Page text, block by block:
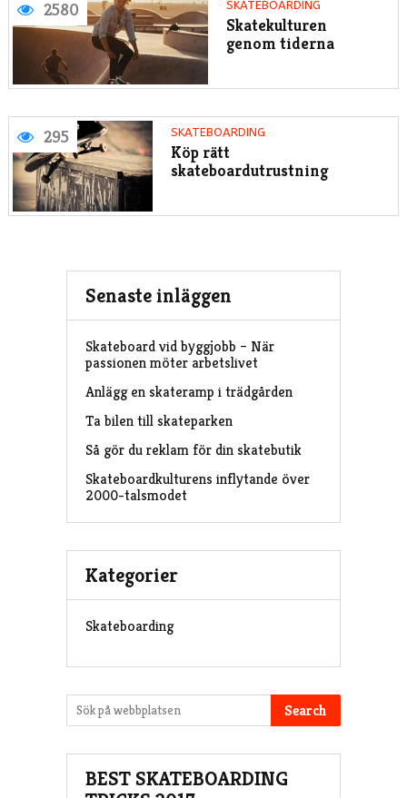
2580 SKATEBOARDING
Skatekulturen
genom tiderna
295 SKATEBOARDING
Köp rätt
skateboardutrustning
Senaste inläggen
Skateboard vid byggjobb – När
passionen möter arbetslivet
Anlägg en skateramp i trädgården
Ta bilen till skateparken
Så gör du reklam för din skatebutik
Skateboardkulturens inflytande över
2000-talsmodet
Kategorier
Skateboarding
Search
BEST SKATEBOARDING